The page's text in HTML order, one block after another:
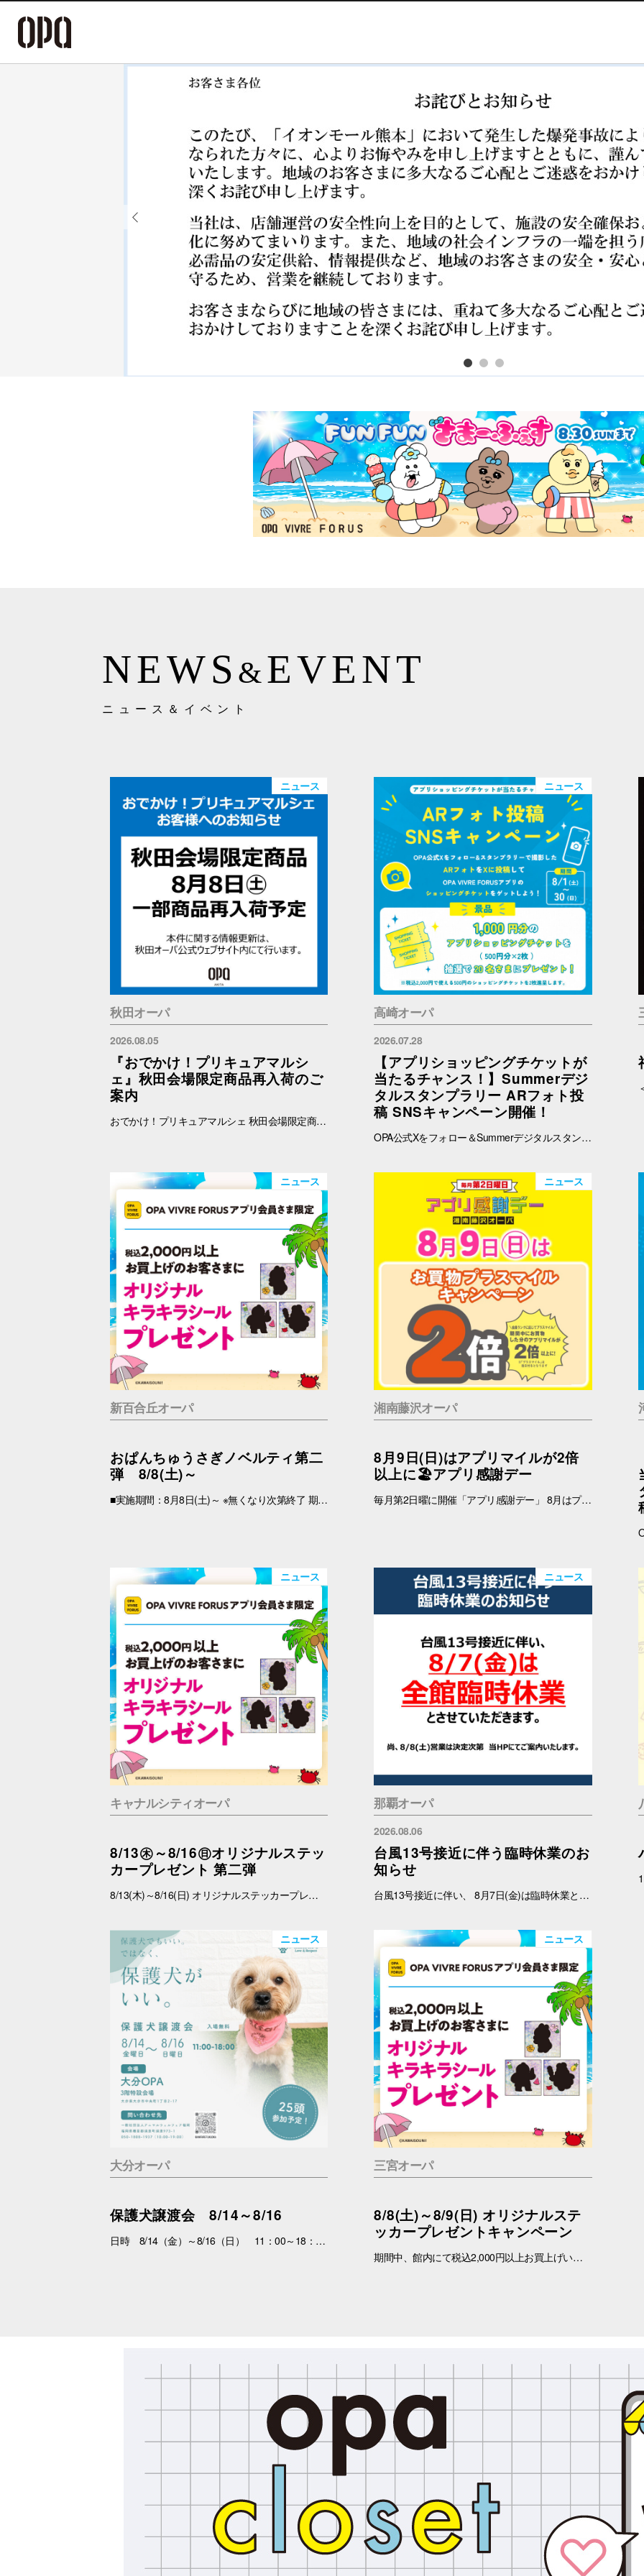
NEWS &EVENT
ニュース＆イベント
ニュース
秋田オーパ
2026.08.05
『おでかけ！プリキュアマルシ
ェ』秋田会場限定商品再入荷のご
案内
おでかけ！プリキュアマルシェ 秋田会場限定商品の再入荷を予定しております。 再入荷対象商品は下記をご覧ください。 【秋田限定】ランダム缶バッジ 全4種 各500円 【秋田限定】アクリルキーホルダー 全3種 1100円 【秋田限定】アクリルスタンド 全3種 1650円 ※納品後、準備が出来次第、販売を開始します。予めご了承ください。 ※在庫状況についてのお問い合わせは回答いたしかねます。ご来店の上ご確認をお願い申し上げます。 ※ブラウザでご覧の方はバナー、OPAアプリでご覧の方はタイトルをタップすると秋田会場限定商品の紹介ページに遷移します。
ニュース
高崎オーパ
2026.07.28
【アプリショッピングチケットが
当たるチャンス！】Summerデジ
タルスタンプラリー ARフォト投
稿 SNSキャンペーン開催！
OPA公式Xをフォロー＆Summerデジタルスタンプラリーで撮影したARフォトを投稿して、OPA VIVRE FORUSアプリのショッピングチケットをゲットしよう！ ■ 景品 500円分のアプリショッピングチケットを2枚（計1,000円分）を抽選で20名さまにプレゼント！ ※税込2,000円で使える500円のショッピングチケットを2枚進呈します。 ■ 応募期間 2026年8月1日(土) ～ 8月30日(日) 23:59まで ※当選者には8月31日(月)以降にDMにてご連絡いたします。 ■ 応募方法 OPA公式X（@opa_vivre_forus）をフォロー Summerデジタルスタンプラリーに参加して、ARフォトを撮影 ハッシュタグ「#おぱんちゅうさぎOPA」「#おぱんちゅうさぎFORUS」「#おぱんちゅうさぎVIVRE」のいずれかをつけて、撮影したARフォトを投稿！ ■ ご注意・各種規約 【撮影・投稿に関する注意】 撮影の際は、周囲のお客さまの通行の妨げにならないようご注意ください。 店内での撮影の際は、各店舗のルールやご案内に沿ってお楽しみください。 ARフォトの撮影、投稿するARフォトは、他のお客さまの顔等が映らないようご配慮をお願いいたします。 危険な行為（階段や無理な姿勢など）はお控えください。 【個人情報・権利に関する注意】 ARフォトの撮影・投稿にあたっては、他のお客さまのプライバシーにご配慮いただき、顔等が写り込まないようお願いいたします。 他のお客さまや第三者が写る場合は、必ずご本人の許可を得たうえで投稿してください。 投稿写真に含まれる著作物（ポスター・商品デザイン等）についてもご配慮ください。 SNSの性質上、投稿された写真は他の利用者に保存・共有される場合がございます。ご理解のうえご参加いただけますと幸いです。 【SNS投稿ルール】 投稿内容が公序良俗に反する場合や、不適切と判断される場合は応募対象外となります。 非公開アカウントからの投稿は応募対象外となる場合がございます。 ハッシュタグや応募条件を満たしていない場合、抽選対象外となる場合がございます。 【キャンペーン関連】 賞品の内容は予告なく変更となる場合がございます。 投稿いただいた画像は、当選者の選定のみに使用し、その他の目的で使用することはございません。
ニュース
新百合丘オーパ
おぱんちゅうさぎノベルティ第二
弾 8/8(土)～
■実施期間：8月8日(土)～ ※無くなり次第終了 期間中、税込2,000円以上(合算可)お買上げのOPA VIVRE FORUSアプリ会員さま限定で、「キラキラシール」 をプレゼント！ アプリの【クーポン画面】と【税込2,000円以上のレシート(合算可)】をお持ちの上、引換場所にお越しくださいませ。 ※新百合丘オーパのレシートのみ対象。館をまたいだレシートの合算は不可。 ※絵柄はお選びいただけません。 ■レシート対象期間 2026年8月8日(土)～ ■引換場所・引換時間 引換場所：B1F インフォメーション 引換時間：10:00～21:00 ■注意事項 ※ノベルティは数量限定のため、なくなり次第終了となりますので予めご了承ください。 ※ノベルティの引き換えは、おひとりさま3枚までとなります。 ※お買上げレシートは、期間中の対象店舗のものに限ります（一部対象外のショップ・商品がございます） ※新百合丘オーパのレシートのみ対象。館をまたいだレシートの合算は不可。 ※絵柄はお選びいただけません。 ※画像はイメージです。 ＜レシート対象外ショップ＞ B1F：HIS 1F：調剤薬局 2F：フェリーチェデンタルクリニック、楽天モバイル、免許の窓口 4F：セレスの館 5F：ガールズミニョン、ガシャポンのデパート、ソフトバンク、なんぼや、ほけんの窓口
ニュース
湘南藤沢オーパ
8月9日(日)はアプリマイルが2倍
以上に🏖️アプリ感謝デー
毎月第2日曜に開催「アプリ感謝デー」 8月はプラスマイルキャンペーンを実施いたします。 8月9日(日)に、オーパアプリを使ってお買物をすると、ランクに応じてアプリマイルが2倍以上になります。 しかも当日は「買い回りWEEK」を開催中☆ THE BARGAIN開催中の湘南藤沢オーパで、おトクが重なるこの機会に、ぜひ館内でのお買い回りもお楽しみください☆ 【開催日】 8月9日(日) 【お買物プラスマイルキャンペーン】 8月9日(日)にオーパアプリを使ってお買物をすると、会員ランクに応じて下記のポイントが付与されます。 お会計の際にオーパアプリをレジスタッフにご提示ください。 【アプリマイル付与】 ダイヤモンド会員…1マイル＋1.5マイル プラチナ会員…1マイル＋1.3マイル ゴールド会員…1マイル＋1.2マイル シルバー会員…1マイル＋1.1マイル ブロンズ会員…1マイル＋1マイル ≪例≫・・・ダイヤモンド会員さまが期間中1万円以上のお買物 ➡通常10,000マイル＋15,000マイル＝合計25,000マイル ※プラス分のマイル加算予定日：2025年8月12日(水) ※期間中のプラスマイル分をまとめて加算します。 ※付与されるマイルはランクによって異なります。 ※キャンペーン最終日の営業終了時点のランクをもとに加算マイル数を算出いたします。 ※小数点以下の端数は切り捨てとなります。 -------------------------------------- ▽オーパ公式アプリダウンロードはこちら▽ App Storeはこちら Google Playはこちら ■オーパ公式アプリについて詳しくはこちら -------------------------------------- 【セルフレジではアプリマイルは付きません】 ※以下のお店ではショップスタッフのいるレジにて、オーパアプリをご提示ください。 ●2階 バーガーキング ●4階 セリア ●7階 無印良品 ※期間中にアプリを新規ダウンロードしていただいた方も対象となります。 ※一部対象外ショップがございます。 ➡詳しくはこちら -------------------------------------------
ニュース
キャナルシティオーパ
8/13㊍～8/16㊐オリジナルステッ
カープレゼント 第二弾
8/13(木)～8/16(日) オリジナルステッカープレゼントキャンペーン ■概要 期間中、館内にて税込2,000円以上お買上げいただき、「OPA VIVRE FORUS アプリ」の対象画面をご提示いただいたお客さまに、先着でここでしか手に入らない「オリジナルキラキラステッカー」をプレゼントいたします！ ぜひこの機会に、お買い物と合わせて限定ノベルティをゲットしてください。 （※本企画は、アプリ会員さま限定となります） ■配布期間 2026年8月13日(木)～8月16日(日) ※各日の実施時間は、引換時間に準じます。 ※ノベルティはなくなり次第、配布を終了いたします。 ※一部実施していない店舗がございます。 ■ノベルティ内容 キラキラステッカー (全3種) ■引換条件 期間中、以下の2点を引換カウンターにてご提示ください。 ① 館内でお買上げいただいた、税込2,000円以上のレシート（合算可） ② 「OPA VIVRE FORUS アプリ」のクーポン画面 ■引換場所・引換時間 引換場所：センターウォーク B1Fラフェスタ 特設カウンター 引換時間：11:00 ～ 19:00 ■注意事項 ※ノベルティは数量限定のため、なくなり次第終了となりますので予めご了承ください。 ※ノベルティはランダムでのお渡しとなります。重複した場合でも、種類の変更・交換はいたしかねます。 ※ノベルティの引き換えは、おひとりさま3枚までとなります。 ※お買上げレシートは、期間中のキャナルシティオーパのものに限ります（一部対象外のショップ・商品がございます） ※キャナルシティオーパのレシートのみ対象。館をまたいだレシートの合算は不可。 ※画像はイメージです。実際のノベルティとは異なる場合がございます。 ▼詳しくはコチラ▼ https://www.opa-club.com/contents/opanchuusagi_2026/ ▼アプリについて詳しくはこちら▼ https://www.opa-club.com/contents/app/
ニュース
那覇オーパ
2026.08.06
台風13号接近に伴う臨時休業のお
知らせ
台風13号接近に伴い、 8月7日(金)は臨時休業と致します。 尚、8月8日(土)の営業につきましては状況を見て判断いたしますので 確定次第、ご案内いたします。 ご理解のほどよろしくお願いいたします。
ニュース
大分オーパ
保護犬譲渡会 8/14～8/16
日時 8/14（金）～8/16（日） 11：00～18：00 場所 3F特設会場 内容 まずは会いにくるだけで大丈夫。 抱っこして、ふれあって、その子の魅力を感じてください。 あなたを待っている子がいます。 運命の出会いが、待っているかもしれません。 問合せ先 一般社団法人アニマルウェルフェア福岡 050-1808-1937（11：00～19：00）
ニュース
三宮オーパ
8/8(土)～8/9(日) オリジナルステ
ッカープレゼントキャンペーン
期間中、館内にて税込2,000円以上お買上げいただき、「OPA VIVRE FORUS アプリ」の対象画面をご提示いただいたお客さまに、先着でここでしか手に入らない「オリジナルキラキラステッカー」をプレゼントいたします！ ぜひこの機会に、お買い物と合わせて限定ノベルティをゲットしてください。 （※本企画は、アプリ会員さま限定となります） ■配布期間 2026年8月8日(土)～8月9日(日) ※各日の実施時間は、引換時間に準じます。 ※ノベルティはなくなり次第、配布を終了いたします。 ※一部実施していない店舗がございます。 ■ノベルティ内容 キラキラステッカー (全3種) ■引換条件 期間中、以下の2点を引換カウンターにてご提示ください。 ① 館内でお買上げいただいた、税込2,000円以上のレシート（合算可） ② 「OPA VIVRE FORUS アプリ」のクーポン画面 ■引換場所・引換時間 引換場所：1階 特設カウンター 引換時間：11:00 ～ 当日分がなくなり次第終了 ■注意事項 ※ノベルティは数量限定のため、なくなり次第終了となりますので予めご了承ください。 ※ノベルティはランダムでのお渡しとなります。重複した場合でも、種類の変更・交換はいたしかねます。 ※ノベルティの引き換えは、おひとりさま3枚までとなります。 ※お買上げレシートは、期間中の三宮オーパのものに限ります（一部対象外のショップ・商品がございます） ※三宮オーパのレシートのみ対象。館をまたいだレシートの合算は不可。 ※画像はイメージです。実際のノベルティとは異なる場合がございます。 ▼詳しくはコチラ▼ https://www.opa-club.com/contents/opanchuusagi_2026/ ▼アプリについて詳しくはこちら！ ▼ https://www.opa-club.com/contents/app/